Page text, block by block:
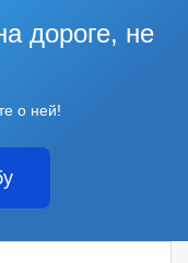
дороге, не
о ней!